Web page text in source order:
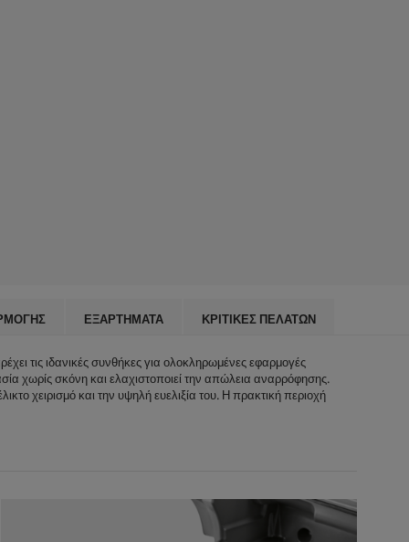
ΕΞΑΡΤΉΜΑΤΑ ΚΡΙΤΙΚΈΣ ΠΕΛΑΤΏΝ
τις ιδανικές συνθήκες για ολοκληρωμένες εφαρμογές
χωρίς σκόνη και ελαχιστοποιεί την απώλεια αναρρόφησης.
χειρισμό και την υψηλή ευελιξία του. Η πρακτική περιοχή